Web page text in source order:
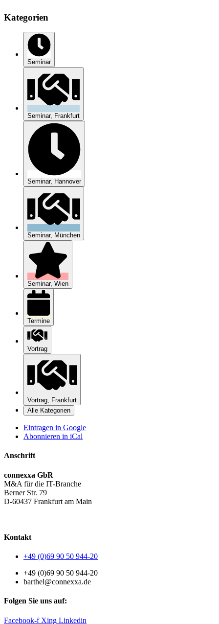
Kategorien
Seminar
Seminar, Frankfurt
Seminar, Hannover
Seminar, München
Seminar, Wien
Termine
Vortrag
Vortrag, Frankfurt
Alle Kategorien
Eintragen in Google
Abonnieren in iCal
Anschrift
connexxa GbR
M&A für die IT-Branche
Berner Str. 79
D-60437 Frankfurt am Main
Kontakt
+49 (0)69 90 50 944-20
+49 (0)69 90 50 944-20
barthel@connexxa.de
Folgen Sie uns auf:
Facebook-f Xing Linkedin